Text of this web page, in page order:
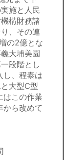
施と人民
構財務諸
、その連
の2億とな
大埔美園
段階とし
し、程泰は
大型C型
はこの作業
から改めて